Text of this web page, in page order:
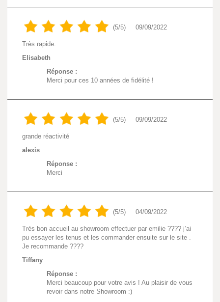
(5/5) 09/09/2022
Très rapide.
Elisabeth
Réponse :
Merci pour ces 10 années de fidélité !
(5/5) 09/09/2022
grande réactivité
alexis
Réponse :
Merci
(5/5) 04/09/2022
Très bon accueil au showroom effectuer par emilie ???? j’ai
pu essayer les tenus et les commander ensuite sur le site .
Je recommande ????
Tiffany
Réponse :
Merci beaucoup pour votre avis ! Au plaisir de vous
revoir dans notre Showroom :)